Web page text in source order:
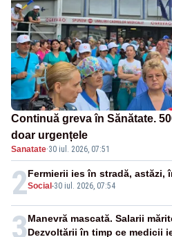
Continuă greva în Sănătate.
doar urgențele
Sanatate·30 iul. 2026, 07:51
2Social -30 iul. 2026, 07:54
Fermierii ies în stradă, astăzi,
3Manevră mascată. Salarii
Dezvoltării în timp ce medicii